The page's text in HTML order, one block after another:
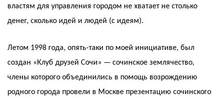
властям для управления городом не хватает не столько
денег, сколько идей и людей (с идеям).
Летом 1998 года, опять-таки по моей инициативе, был
создан «Клуб друзей Сочи» — сочинское землячество,
члены которого объединились в помощь возрождению
родного города провели в Москве презентацию сочинского